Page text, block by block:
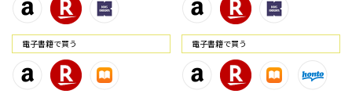
電⼦書籍で買う 電⼦書籍で買う